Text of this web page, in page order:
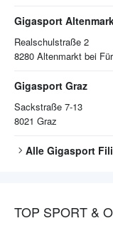
Realschulstraße 2
8280 Altenmarkt bei
Gigasport Graz
Sackstraße 7-13
8021 Graz
Alle Gigasport
TOP SPORT &